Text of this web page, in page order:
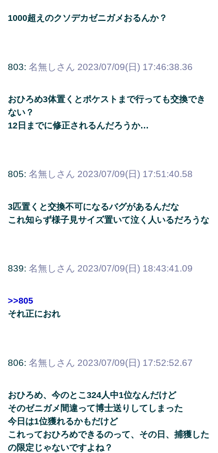
1000超えのクソデカゼニガメおるんか？
803: 名無しさん 2023/07/09(日) 17:46:38.36
おひろめ3体置くとポケストまで行っても交換でき
ない？
12日までに修正されるんだろうか…
805: 名無しさん 2023/07/09(日) 17:51:40.58
3匹置くと交換不可になるバグがあるんだな
これ知らず様子見サイズ置いて泣く人いるだろうな
839: 名無しさん 2023/07/09(日) 18:43:41.09
>>805
それ正におれ
806: 名無しさん 2023/07/09(日) 17:52:52.67
おひろめ、今のとこ324人中1位なんだけど
そのゼニガメ間違って博士送りしてしまった
今日は1位獲れるかもだけど
これっておひろめできるのって、その日、捕獲した
の限定じゃないですよね？